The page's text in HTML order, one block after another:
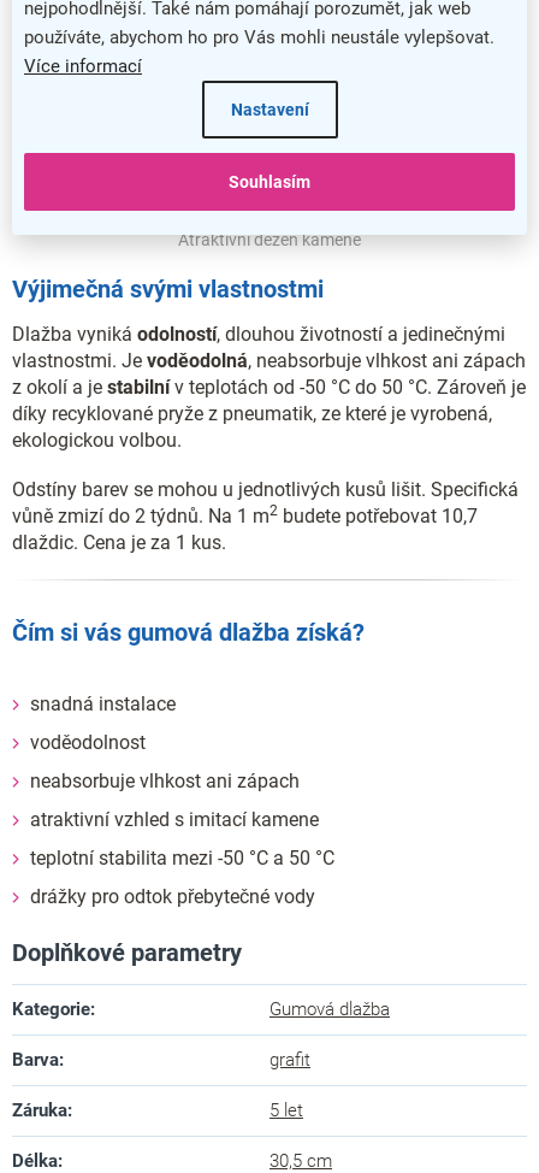
nejpohodlnější. Také nám pomáhají porozumět, jak web
používáte, abychom ho pro Vás mohli neustále vylepšovat.
Více informací
Nastavení
Souhlasím
Atraktivní dezén kamene
Výjimečná svými vlastnostmi
Dlažba vyniká odolností, dlouhou životností a jedinečnými
vlastnostmi. Je voděodolná, neabsorbuje vlhkost ani zápach
z okolí a je stabilnív teplotách od -50 °C do 50 °C. Zároveň je
díky recyklované pryže z pneumatik, ze které je vyrobená,
ekologickou volbou.
Odstíny barev se mohou u jednotlivých kusů lišit. Specifická
vůně zmizí do 2 týdnů. Na 1 m2 budete potřebovat 10,7
dlaždic. Cena je za 1 kus.
Čím si vás gumová dlažba získá?
snadná instalace
voděodolnost
neabsorbuje vlhkost ani zápach
atraktivní vzhled s imitací kamene
teplotní stabilita mezi -50 °C a 50 °C
drážky pro odtok přebytečné vody
Doplňkové parametry
Kategorie: Gumová dlažba
Barva: grafit
Záruka: 5 let
Délka: 30,5 cm